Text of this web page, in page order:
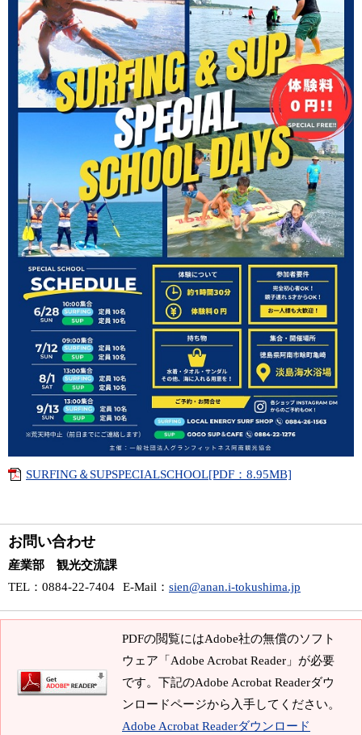
SURFING＆SUPSPECIALSCHOOL[PDF：8.95MB]
お問い合わせ
産業部 観光交流課
TEL ：0884-22-7404 E-Mail ： sien@anan.i-tokushima.jp
PDFの閲覧にはAdobe社の無償のソフト
ウェア「Adobe Acrobat Reader」が必要
です。下記のAdobe Acrobat Readerダウ
ンロードページから入手してください。
Adobe Acrobat Readerダウンロード